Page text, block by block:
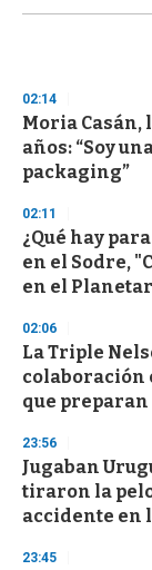
s
d
s
o
f
3
s
c
o
n
02:14
Moria Casán,
años: “Soy
packaging”
02:11
¿Qué hay
en el Sodre,
en el
02:06
La Triple
colaboración
que preparan
23:56
Jugaban
tiraron la
accidente en
23:45